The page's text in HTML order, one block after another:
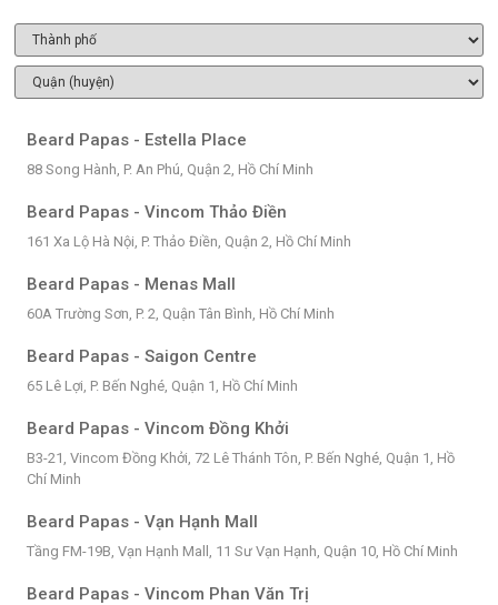
Beard Papas - Estella Place
88 Song Hành, P. An Phú, Quận 2, Hồ Chí Minh
Beard Papas - Vincom Thảo Điền
161 Xa Lộ Hà Nội, P. Thảo Điền, Quận 2, Hồ Chí Minh
Beard Papas - Menas Mall
60A Trường Sơn, P. 2, Quận Tân Bình, Hồ Chí Minh
Beard Papas - Saigon Centre
65 Lê Lợi, P. Bến Nghé, Quận 1, Hồ Chí Minh
Beard Papas - Vincom Đồng Khởi
B3-21, Vincom Đồng Khởi, 72 Lê Thánh Tôn, P. Bến Nghé, Quận 1, Hồ
Chí Minh
Beard Papas - Vạn Hạnh Mall
Tầng FM-19B, Vạn Hạnh Mall, 11 Sư Vạn Hạnh, Quận 10, Hồ Chí Minh
Beard Papas - Vincom Phan Văn Trị